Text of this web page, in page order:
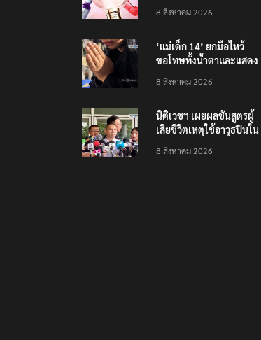
คว้าไลเซนส์ ‘กุชชี่’ 50 ปี
ตลาดไทย
8 สิงหาคม 2026
‘แม่เด็ก 14’ ยกมือไหว้
ขอโทษทั้งน้ำตาและแสดง
เสียชีวิต
8 สิงหาคม 2026
นิติเวชฯ เผยผลชันสูตรผู้
เสียชีวิตเหตุใช้อาวุธปืนใน
จุดสำคัญทั้งหมด
8 สิงหาคม 2026